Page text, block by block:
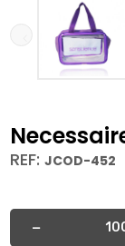
REF: JCOD-452
−
Quantidade